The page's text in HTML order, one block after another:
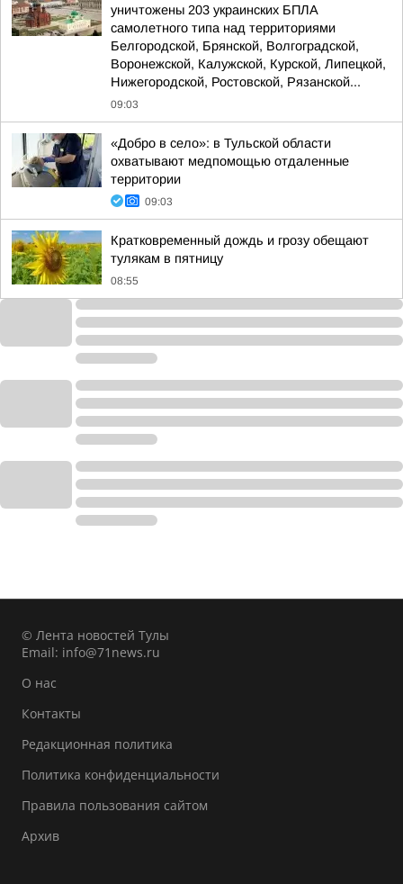
уничтожены 203 украинских БПЛА
самолетного типа над территориями
Белгородской, Брянской, Волгоградской,
Воронежской, Калужской, Курской, Липецкой,
Нижегородской, Ростовской, Рязанской...
09:03
«Добро в село»: в Тульской области
охватывают медпомощью отдаленные
территории
09:03
Кратковременный дождь и грозу обещают
тулякам в пятницу
08:55
© Лента новостей Тулы
Email: info@71news.ru
О нас
Контакты
Редакционная политика
Политика конфиденциальности
Правила пользования сайтом
Архив